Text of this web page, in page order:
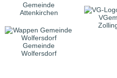
Gemeinde
Attenkirchen
VGem
Gemeinde
Wolfersdorf